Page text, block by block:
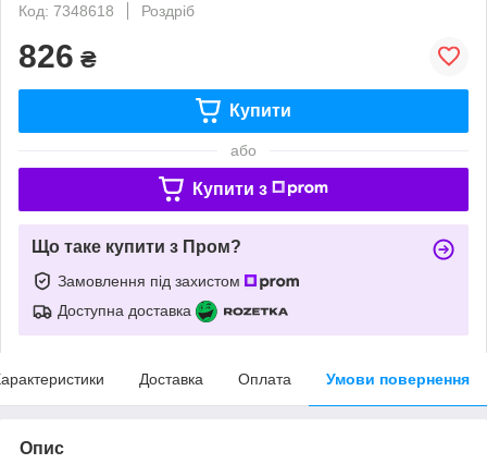
Код: 7348618
Роздріб
826 ₴
Купити
або
Купити з
Що таке купити з Пром?
Замовлення під захистом
Доступна доставка
Доставка Оплата Умови повернення
Опис